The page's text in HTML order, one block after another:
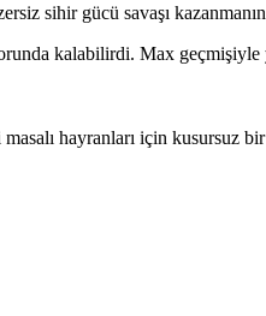
sihir gücü savaşı
kalabilirdi. Max
hayranları için kusursuz